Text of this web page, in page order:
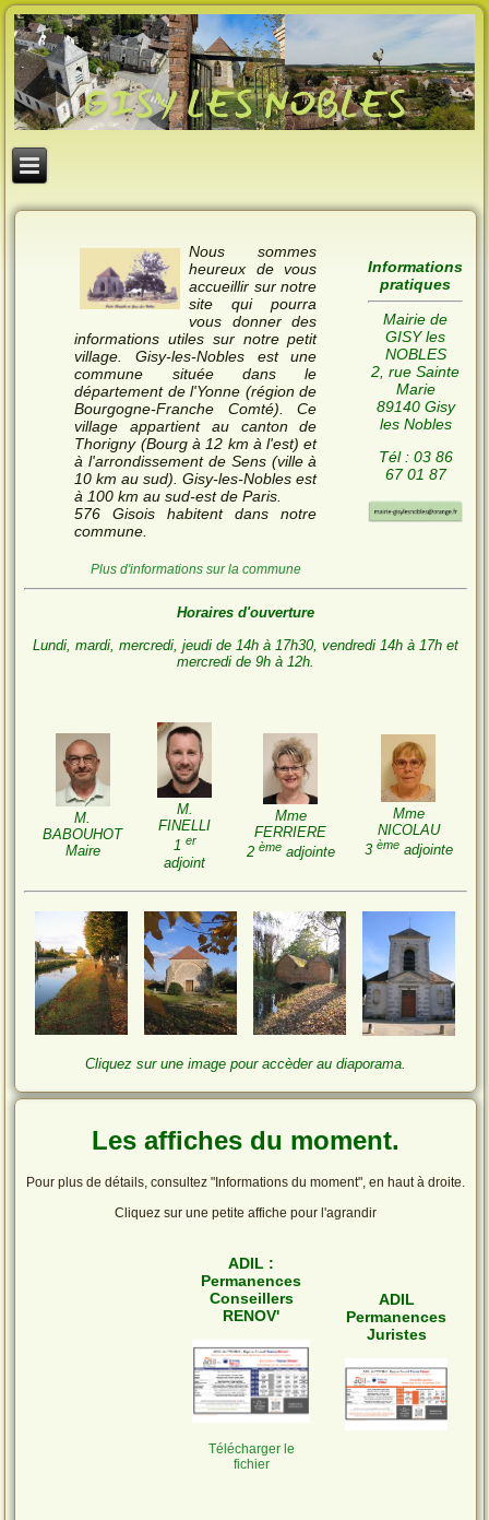
Nous sommes
heureux de vous
accueillir sur notre
site qui pourra
vous donner des
informations utiles sur notre petit
village. Gisy-les-Nobles est une
commune située dans le
département de l'Yonne (région de
Bourgogne-Franche Comté). Ce
village appartient au canton de
Thorigny (Bourg à 12 km à l'est) et
à l'arrondissement de Sens (ville à
10 km au sud). Gisy-les-Nobles est
à 100 km au sud-est de Paris.
576 Gisois habitent dans notre
commune.
Plus d'informations sur la commune
Informations
pratiques
Mairie de
GISY les
NOBLES
2, rue Sainte
Marie
89140 Gisy
les Nobles
Tél : 03 86
67 01 87
Horaires d'ouverture
Lundi, mardi, mercredi, jeudi de 14h à 17h30, vendredi 14h à 17h et
mercredi de 9h à 12h.
M.
BABOUHOT
Maire
M.
FINELLI
1 er
adjoint
Mme
FERRIERE
2 èmeadjointe
Mme
NICOLAU
3 èmeadjointe
Cliquez sur une image pour accèder au diaporama.
Les affiches du moment.
Pour plus de détails, consultez "Informations du moment", en haut à droite.
Cliquez sur une petite affiche pour l'agrandir
ADIL :
Permanences
Conseillers
RENOV'
Télécharger le
fichier
ADIL
Permanences
Juristes